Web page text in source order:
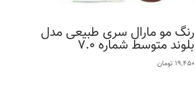
رنگ مو مارال سری طبیعی مدل
بلوند متوسط شماره 7.0
19,450 تومان